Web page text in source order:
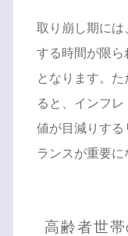
取り崩し期には
する時間が限
となります。
ると、インフ
値が目減りす
ランスが重要に
高齢者世